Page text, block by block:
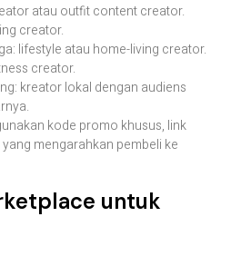
atau outfit content creator.
creator.
lifestyle atau home-living creator.
creator.
kreator lokal dengan audiens
kode promo khusus, link
mengarahkan pembeli ke
untuk